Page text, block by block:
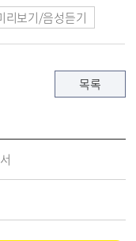
리보기/음성듣기
목록